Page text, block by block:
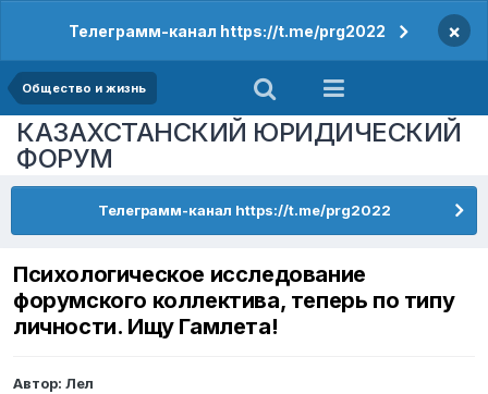
Телеграмм-канал https://t.me/prg2022 ×
Общество и жизнь
КАЗАХСТАНСКИЙ ЮРИДИЧЕСКИЙ
ФОРУМ
Телеграмм-канал https://t.me/prg2022
Психологическое исследование
форумского коллектива, теперь по типу
личности. Ищу Гамлета!
Автор: Лел